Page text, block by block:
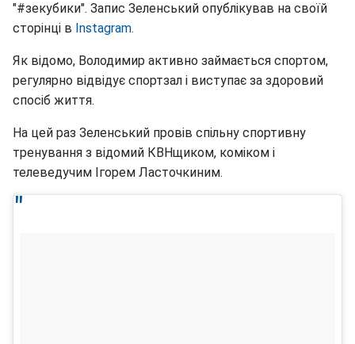
"#зекубики". Запис Зеленський опублікував на своїй
сторінці в Instagram.
Як відомо, Володимир активно займається спортом,
регулярно відвідує спортзал і виступає за здоровий
спосіб життя.
На цей раз Зеленський провів спільну спортивну
тренування з відомий КВНщиком, коміком і
телеведучим Ігорем Ласточкиним.